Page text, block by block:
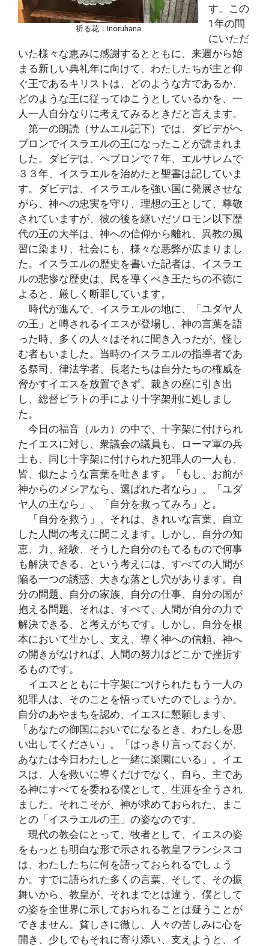
祈る花：Inoruhana
す。この
1年の間
にいただ
いた様々な恵みに感謝するとともに、来週から始
まる新しい典礼年に向けて、わたしたちが主と仰
ぐ王であるキリストは、どのような方であるか、
どのような王に従ってゆこうとしているかを、一
人一人自分なりに考えてみるときだと言えます。
第一の朗読（サムエル記下）では、ダビデがヘ
ブロンでイスラエルの王になったことが読まれま
した。ダビデは、ヘブロンで７年、エルサレムで
３３年、イスラエルを治めたと聖書は記していま
す。ダビデは、イスラエルを強い国に発展させな
がら、神への忠実を守り、理想の王として、尊敬
されていますが、彼の後を継いだソロモン以下歴
代の王の大半は、神への信仰から離れ、異教の風
習に染まり、社会にも、様々な悪弊が広まりまし
た。イスラエルの歴史を書いた記者は、イスラエ
ルの悲惨な歴史は、民を導くべき王たちの不徳に
よると、厳しく断罪しています。
時代が進んで、イスラエルの地に、「ユダヤ人
の王」と噂されるイエスが登場し、神の言葉を語
った時、多くの人々はそれに聞き入ったが、怪し
む者もいました。当時のイスラエルの指導者であ
る祭司、律法学者、長老たちは自分たちの権威を
脅かすイエスを放置できず、裁きの座に引き出
し、総督ピラトの手により十字架刑に処しまし
た。
今日の福音（ルカ）の中で、十字架に付けられ
たイエスに対し、衆議会の議員も、ローマ軍の兵
士も、同じ十字架に付けられた犯罪人の一人も、
皆、似たような言葉を吐きます。「もし、お前が
神からのメシアなら、選ばれた者なら」、「ユダ
ヤ人の王なら」、「自分を救ってみろ」と。
「自分を救う」、それは、きれいな言葉、自立
した人間の考えに聞こえます。しかし、自分の知
恵、力、経験、そうした自分のもてるもので何事
も解決できる、という考えには、すべての人間が
陥る一つの誘惑、大きな落とし穴があります。自
分の問題、自分の家族、自分の仕事、自分の国が
抱える問題、それは、すべて、人間が自分の力で
解決できる、と考えがちです。しかし、自分を根
本において生かし、支え、導く神への信頼、神へ
の開きがなければ、人間の努力はどこかで挫折す
るものです。
イエスとともに十字架につけられたもう一人の
犯罪人は、そのことを悟っていたのでしょうか。
自分のあやまちを認め、イエスに懇願します、
「あなたの御国においでになるとき、わたしを思
い出してください」。「はっきり言っておくが、
あなたは今日わたしと一緒に楽園にいる」。イエ
スは、人を救いに導くだけでなく、自ら、主であ
る神にすべてを委ねる僕として、生涯を全うされ
ました。それこそが、神が求めておられた、まこ
との「イスラエルの王」の姿なのです。
現代の教会にとって、牧者として、イエスの姿
をもっとも明白な形で示される教皇フランシスコ
は、わたしたちに何を語っておられるでしょう
か。すでに語られた多くの言葉、そして、その振
舞いから、教皇が、それまでとは違う、僕として
の姿を全世界に示しておられることは疑うことが
できません。貧しさに徹し、人々の苦しみに心を
開き、少しでもそれに寄り添い、支えようと、イ